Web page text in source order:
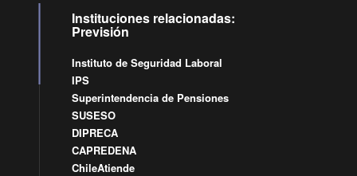
Instituciones relacionadas:
Previsión
Instituto de Seguridad Laboral
IPS
Superintendencia de Pensiones
SUSESO
DIPRECA
CAPREDENA
ChileAtiende